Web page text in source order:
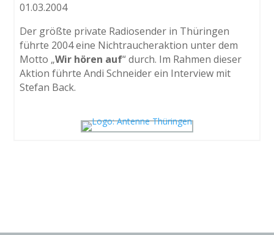
01.03.2004
Der größte private Radiosender in Thüringen
führte 2004 eine Nichtraucheraktion unter dem
Motto „Wir hören auf“ durch. Im Rahmen dieser
Aktion führte Andi Schneider ein Interview mit
Stefan Back.